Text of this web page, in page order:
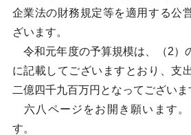
企業法の財務規定等を適用する公
ざいます。
令和元年度の予算規模は、（2）
に記載してございますとおり、支
二億四千九百万円となってございま
六八ページをお開き願います。
す。